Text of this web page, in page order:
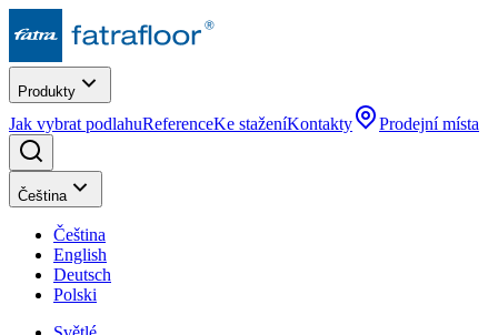
Produkty
Jak vybrat podlahuReferenceKe staženíKontakty Prodejní místa
Čeština
Čeština
English
Deutsch
Polski